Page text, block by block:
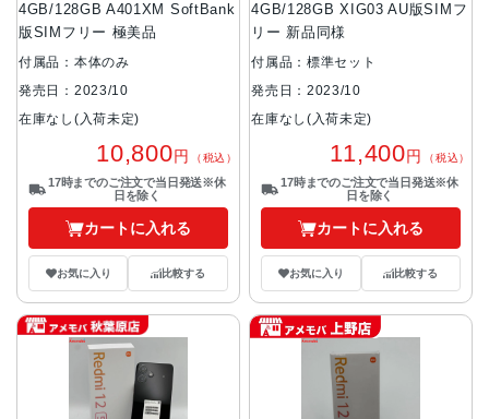
4GB/128GB A401XM SoftBank
版SIMフリー 極美品
付属品：本体のみ
発売日：2023/10
在庫なし(入荷未定)
10,800円 （税込）
17時までのご注文で当日発送※休
日を除く
カートに入れる
お気に入り 比較する
4GB/128GB XIG03 AU版SIMフ
リー 新品同様
付属品：標準セット
発売日：2023/10
在庫なし(入荷未定)
11,400円 （税込）
17時までのご注文で当日発送※休
日を除く
カートに入れる
お気に入り 比較する